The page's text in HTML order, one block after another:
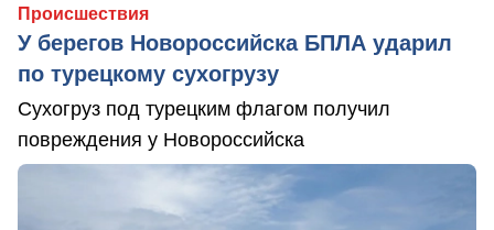
Происшествия
У берегов Новороссийска БПЛА ударил
по турецкому сухогрузу
Сухогруз под турецким флагом получил
повреждения у Новороссийска